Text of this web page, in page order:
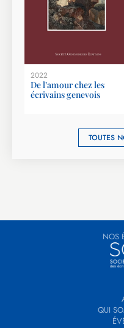
2022
De l’amour chez les
écrivains genevois
TOUTES
NOS
QUI